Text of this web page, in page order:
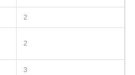
2
2
3